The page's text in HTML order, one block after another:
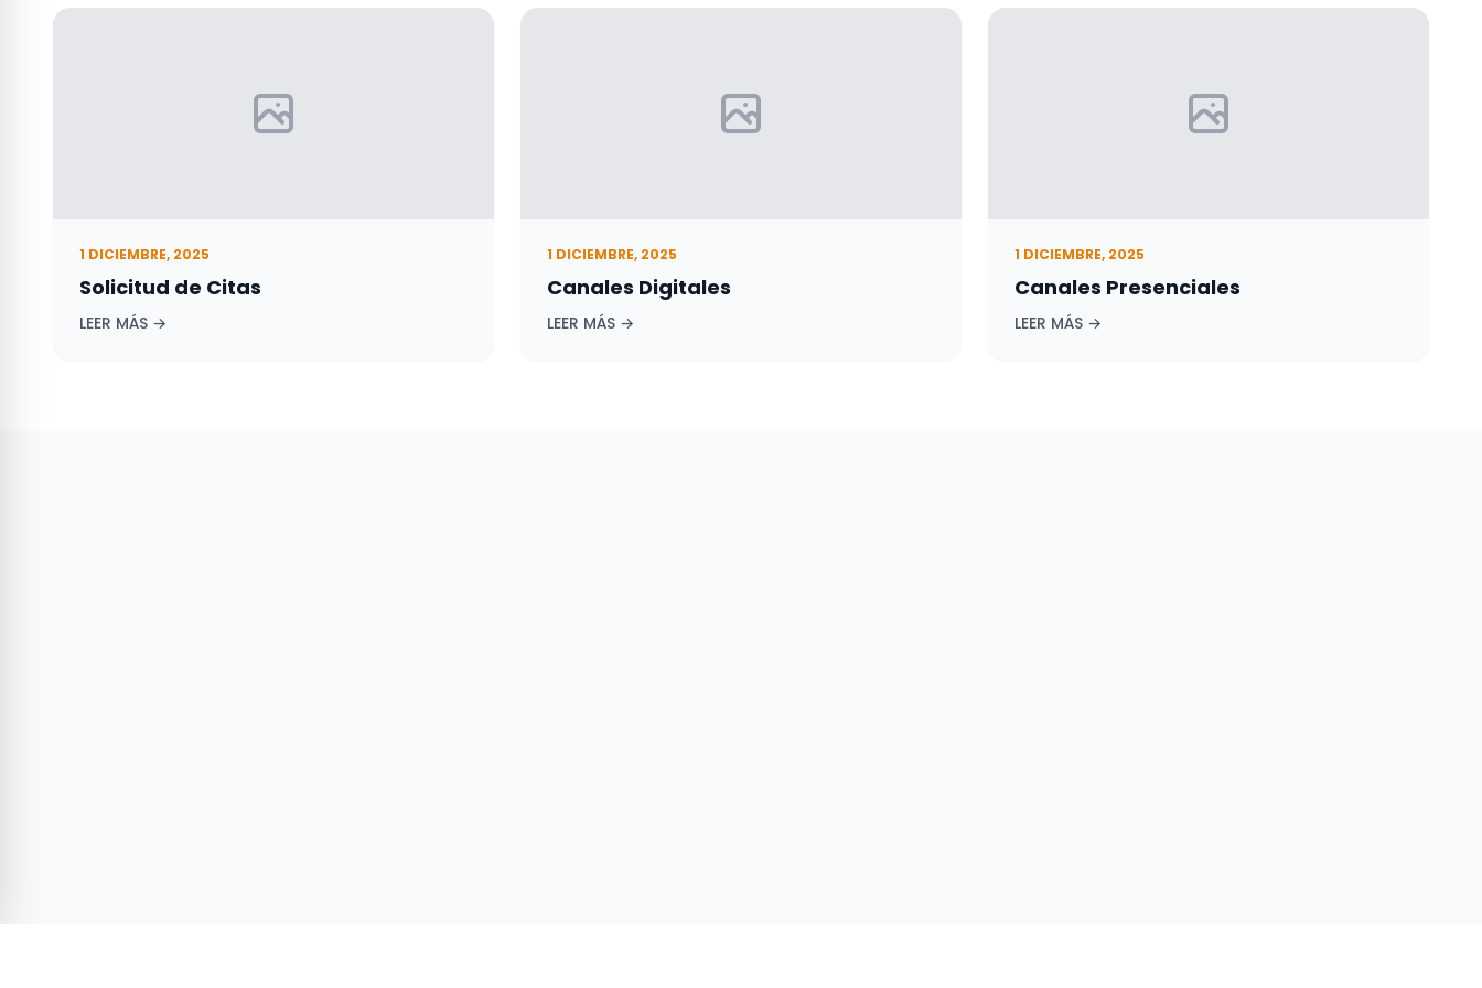
1 DICIEMBRE, 2025
Solicitud de Citas
LEER MÁS →
1 DICIEMBRE, 2025
Canales Digitales
LEER MÁS →
1 DICIEMBRE, 2025
Canales Presenciales
LEER MÁS →